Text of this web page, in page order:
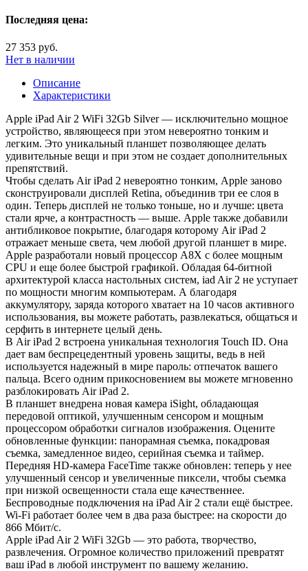
Последняя цена:
27 353 руб.
Нет в наличии
Описание
Характеристики
Apple iPad Air 2 WiFi 32Gb Silver — исключительно мощное
устройство, являющееся при этом невероятно тонким и
легким. Это уникальный планшет позволяющее делать
удивительные вещи и при этом не создает дополнительных
препятствий.
Чтобы сделать Air iPad 2 невероятно тонким, Apple заново
сконструировали дисплей Retina, объединив три ее слоя в
один. Теперь дисплей не только тоньше, но и лучше: цвета
стали ярче, а контрастность — выше. Apple также добавили
антибликовое покрытие, благодаря которому Air iPad 2
отражает меньше света, чем любой другой планшет в мире.
Apple разработали новый процессор A8X с более мощным
CPU и еще более быстрой графикой. Обладая 64-битной
архитектурой класса настольных систем, iad Air 2 не уступает
по мощности многим компьютерам. А благодаря
аккумулятору, заряда которого хватает на 10 часов активного
использования, вы можете работать, развлекаться, общаться и
серфить в интернете целый день.
В Air iPad 2 встроена уникальная технология Touch ID. Она
дает вам беспрецедентный уровень защиты, ведь в ней
используется надежный в мире пароль: отпечаток вашего
пальца. Всего одним прикосновением вы можете мгновенно
разблокировать Air iPad 2.
В планшет внедрена новая камера iSight, обладающая
передовой оптикой, улучшенным сенсором и мощным
процессором обработки сигналов изображения. Оцените
обновленные функции: панорамная съемка, покадровая
съемка, замедленное видео, серийная съемка и таймер.
Передняя HD-камера FaceTime также обновлен: теперь у нее
улучшенный сенсор и увеличенные пиксели, чтобы съемка
при низкой освещенности стала еще качественнее.
Беспроводные подключения на iPad Air 2 стали ещё быстрее.
Wi‑Fi работает более чем в два раза быстрее: на скорости до
866 Мбит/с.
Apple iPad Air 2 WiFi 32Gb — это работа, творчество,
развлечения. Огромное количество приложений превратят
ваш iPad в любой инструмент по вашему желанию.